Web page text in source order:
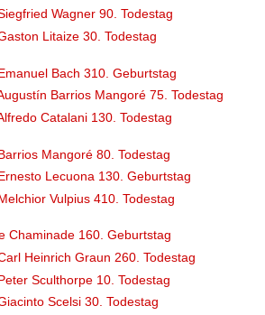
Wagner 90. Todestag
Litaize 30. Todestag
Bach 310. Geburtstag
Barrios Mangoré 75. Todestag
Catalani 130. Todestag
Mangoré 80. Todestag
Lecuona 130. Geburtstag
Vulpius 410. Todestag
Chaminade 160. Geburtstag
Heinrich Graun 260. Todestag
Sculthorpe 10. Todestag
Scelsi 30. Todestag